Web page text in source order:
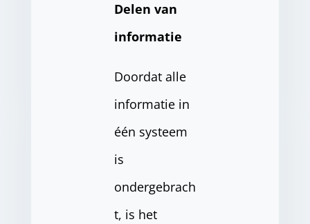
Delen van
informatie
Doordat alle
informatie in
één systeem
is
ondergebrach
t, is het